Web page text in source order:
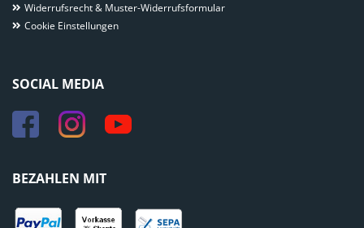
Widerrufsrecht & Muster-Widerrufsformular
Cookie Einstellungen
SOCIAL MEDIA
BEZAHLEN MIT